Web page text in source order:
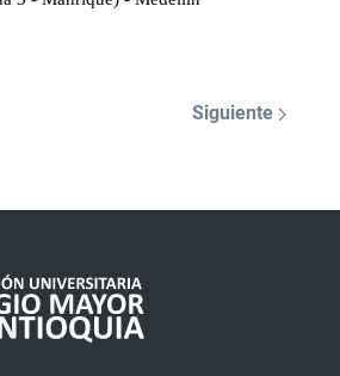
Siguiente